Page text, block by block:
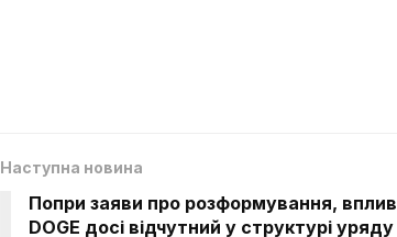
Наступна новина
Попри заяви про розформування, вплив
DOGE досі відчутний у структурі уряду